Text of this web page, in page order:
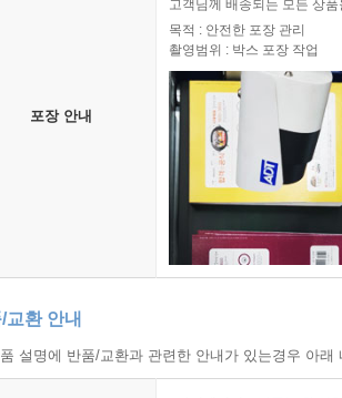
포장 안내
고객님께 배송되는 모든 상
목적 : 안전한 포장 관리
촬영범위 : 박스 포장 작업
교환 안내
설명에 반품/교환과 관련한 안내가 있는경우 아